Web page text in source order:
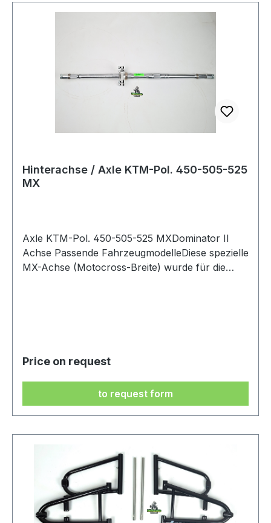
Hinterachse / Axle KTM-Pol. 450-505-525
MX
Axle KTM-Pol. 450-505-525 MXDominator II
Achse Passende FahrzeugmodelleDiese spezielle
MX-Achse (Motocross-Breite) wurde für die
Outlaw 525 S & IRS
Price on request
to request form